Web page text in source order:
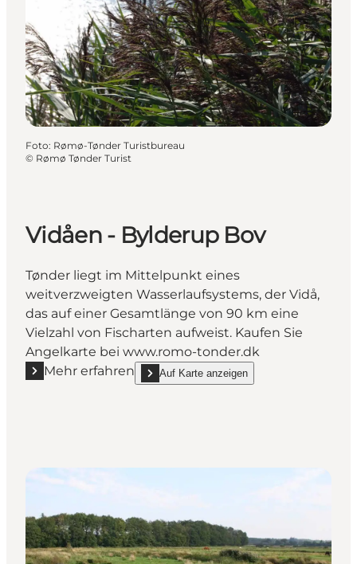
Foto: Rømø-Tønder Turistbureau
© Rømø Tønder Turist
Vidåen - Bylderup Bov
Tønder liegt im Mittelpunkt eines
weitverzweigten Wasserlaufsystems, der Vidå,
das auf einer Gesamtlänge von 90 km eine
Vielzahl von Fischarten aufweist. Kaufen Sie
Angelkarte bei www.romo-tonder.dk
Mehr erfahren
Mehr erfahren "Vidåen - Bylderup Bov"
Auf Karte anzeigen
show Vidåen - Bylderup Bov on_map